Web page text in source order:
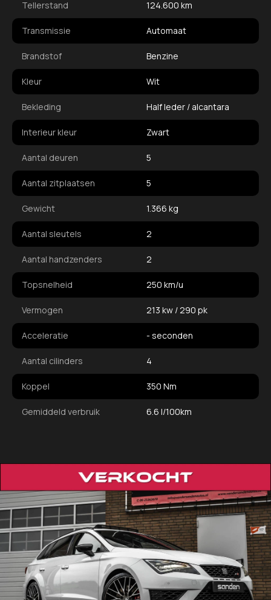
Tellerstand 124.600 km
Transmissie Automaat
Brandstof Benzine
Kleur Wit
Bekleding Half leder / alcantara
Interieur kleur Zwart
Aantal deuren 5
Aantal zitplaatsen 5
Gewicht 1.366 kg
Aantal sleutels 2
Aantal handzenders 2
Topsnelheid 250 km/u
Vermogen 213 kw / 290 pk
Acceleratie - seconden
Aantal cilinders 4
Koppel 350 Nm
Gemiddeld verbruik 6.6 l/100km